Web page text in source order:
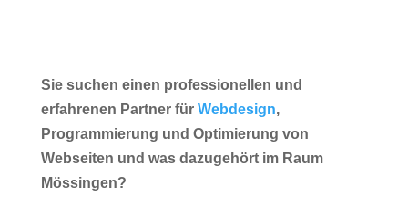
Sie suchen einen professionellen und
erfahrenen Partner für Webdesign,
Programmierung und Optimierung von
Webseiten und was dazugehört im Raum
Mössingen?